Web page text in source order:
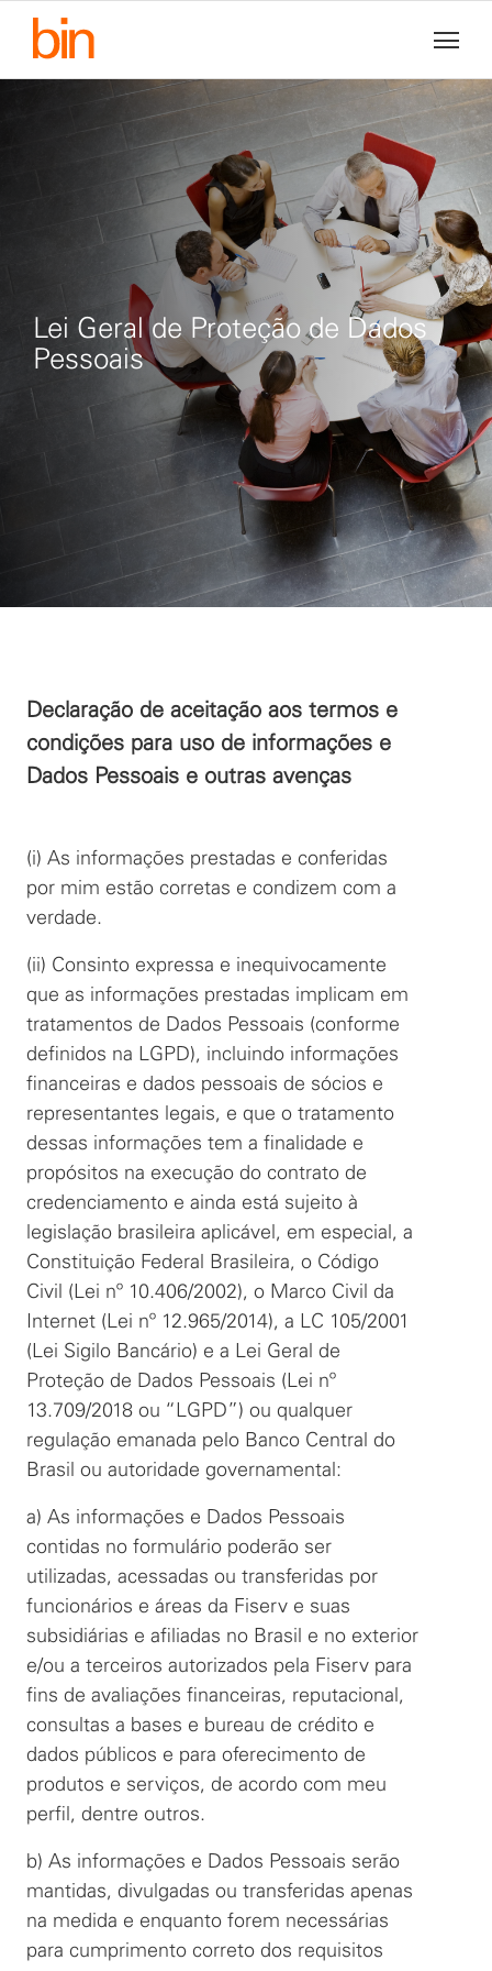
Lei Geral de Proteção de Dados
Pessoais
Declaração de aceitação aos termos e
condições para uso de informações e
Dados Pessoais e outras avenças
(i) As informações prestadas e conferidas
por mim estão corretas e condizem com a
verdade.
(ii) Consinto expressa e inequivocamente
que as informações prestadas implicam em
tratamentos de Dados Pessoais (conforme
definidos na LGPD), incluindo informações
financeiras e dados pessoais de sócios e
representantes legais, e que o tratamento
dessas informações tem a finalidade e
propósitos na execução do contrato de
credenciamento e ainda está sujeito à
legislação brasileira aplicável, em especial, a
Constituição Federal Brasileira, o Código
Civil (Lei nº 10.406/2002), o Marco Civil da
Internet (Lei nº 12.965/2014), a LC 105/2001
(Lei Sigilo Bancário) e a Lei Geral de
Proteção de Dados Pessoais (Lei nº
13.709/2018 ou “LGPD”) ou qualquer
regulação emanada pelo Banco Central do
Brasil ou autoridade governamental:
a) As informações e Dados Pessoais
contidas no formulário poderão ser
utilizadas, acessadas ou transferidas por
funcionários e áreas da Fiserv e suas
subsidiárias e afiliadas no Brasil e no exterior
e/ou a terceiros autorizados pela Fiserv para
fins de avaliações financeiras, reputacional,
consultas a bases e bureau de crédito e
dados públicos e para oferecimento de
produtos e serviços, de acordo com meu
perfil, dentre outros.
b) As informações e Dados Pessoais serão
mantidas, divulgadas ou transferidas apenas
na medida e enquanto forem necessárias
para cumprimento correto dos requisitos